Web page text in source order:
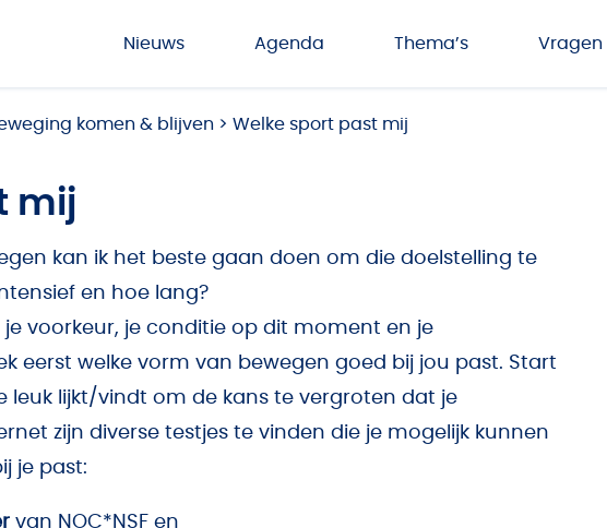
Nieuws
Agenda Thema’s Vragen
komen & blijven > Welke sport past mij
mij
kan ik het beste gaan doen om die doelstelling te
en hoe lang?
voorkeur, je conditie op dit moment en je
eerst welke vorm van bewegen goed bij jou past. Start
leuk lijkt/vindt om de kans te vergroten dat je
zijn diverse testjes te vinden die je mogelijk kunnen
je past:
van NOC*NSF en